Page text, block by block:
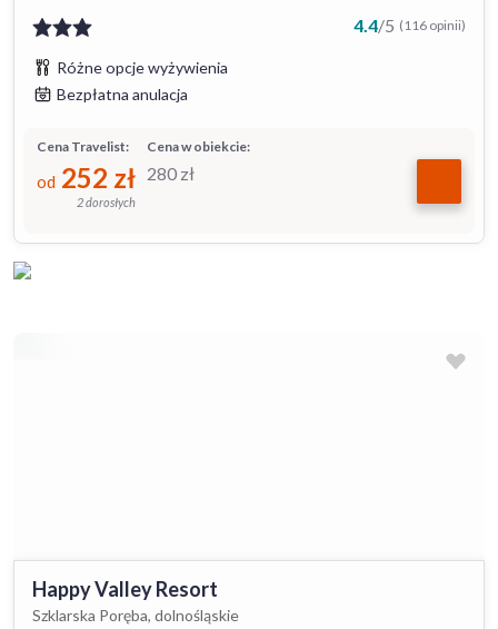
4.4/5 (116 opinii)
Różne opcje wyżywienia
Bezpłatna anulacja
Cena w obiekcie:
280 zł
Cena Travelist:
od 252 zł
2 dorosłych
Happy Valley Resort
Szklarska Poręba, dolnośląskie